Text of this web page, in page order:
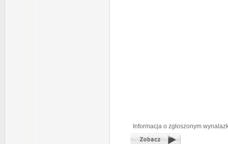
Informacja o zgłoszonym